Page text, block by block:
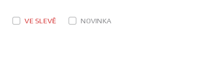
VE SLEVĚ NOVINKA